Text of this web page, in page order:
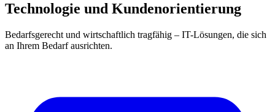
Technologie und Kundenorientierung
Bedarfsgerecht und wirtschaftlich tragfähig – IT-Lösungen, die sich
an Ihrem Bedarf ausrichten.